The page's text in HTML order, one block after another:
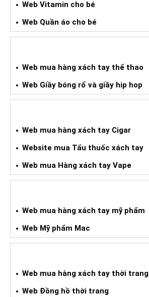
Web Vitamin cho bé
Web Quần áo cho bé
Web mua hàng xách tay thể thao
Web Giầy bóng rổ và giầy hip hop
Web mua hàng xách tay Cigar
Website mua Tẩu thuốc xách tay
Web mua Hàng xách tay Vape
Web mua hàng xách tay mỹ phẩm
Web Mỹ phẩm Mac
Web mua hàng xách tay thời trang
Web Đồng hồ thời trang